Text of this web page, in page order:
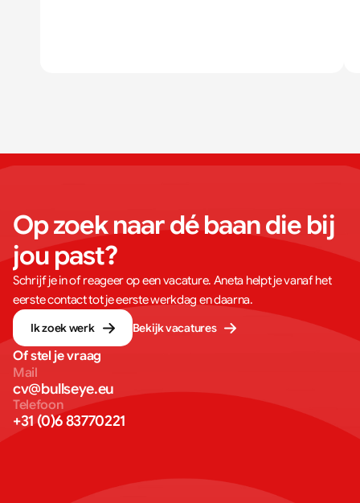
Op zoek naar dé baan die bij
jou past?
Schrijf je in of reageer op een vacature. Aneta helpt je vanaf het
eerste contact tot je eerste werkdag en daarna.
Ik zoek werk
Bekijk vacatures
Of stel je vraag
Mail
cv@bullseye.eu
Telefoon
+31 (0)6 83770221